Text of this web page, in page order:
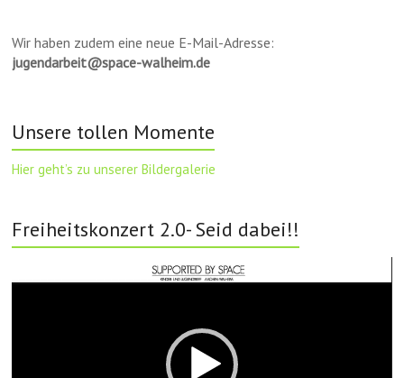
Wir haben zudem eine neue E-Mail-Adresse:
jugendarbeit@space-walheim.de
Unsere tollen Momente
Hier geht’s zu unserer Bildergalerie
Freiheitskonzert 2.0- Seid dabei!!
Player